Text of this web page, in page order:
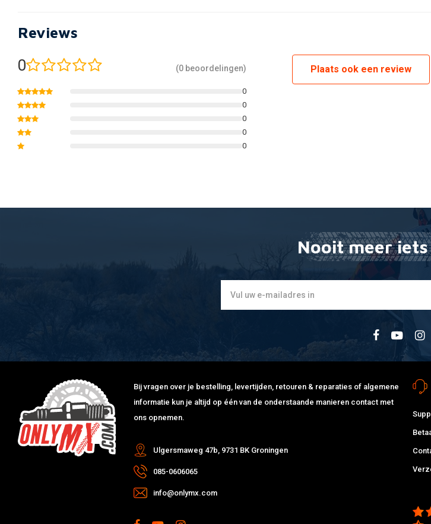
Reviews
0 (0 beoordelingen)
0
0
0
0
0
Plaats ook een review
Nooit meer iets
Bij vragen over je bestelling, levertijden, retouren & reparaties of algemene
informatie kun je altijd op één van de onderstaande manieren contact met
ons opnemen.
Ulgersmaweg 47b, 9731 BK Groningen
085-0606065
info@onlymx.com